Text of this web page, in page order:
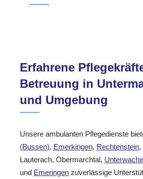
Erfahrene
Betreuung in
und Umgebung
Unsere ambulanten Pflegedienste
(Bussen), Emerkingen, Rechtenstein,
Lauterach, Obermarchtal,
und Emeringen zuverlässige